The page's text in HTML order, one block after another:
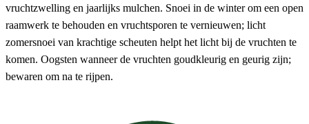
vruchtzwelling en jaarlijks mulchen. Snoei in de winter om een open
raamwerk te behouden en vruchtsporen te vernieuwen; licht
zomersnoei van krachtige scheuten helpt het licht bij de vruchten te
komen. Oogsten wanneer de vruchten goudkleurig en geurig zijn;
bewaren om na te rijpen.